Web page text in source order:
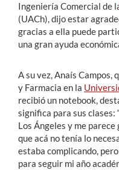
Ingeniería Comercial de
(UACh), dijo estar
gracias a ella puede
una gran ayuda
A su vez, Anaís Campos,
y Farmacia en la
recibió un notebook,
significa para sus clases:
Los Ángeles y me
que acá no tenía lo
estaba complicando,
para seguir mi año